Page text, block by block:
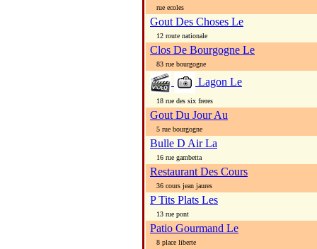
rue ecoles
Gout Des Choses Le
12 route nationale
Clos De Bourgogne Le
83 rue bourgogne
Lagon Le
18 rue des six freres
Gout Du Jour Au
5 rue bourgogne
Bulle D Air La
16 rue gambetta
Restaurant Des Cours
36 cours jean jaures
P Tits Plats Les
13 rue pont
Patio Gourmand Le
8 place liberte